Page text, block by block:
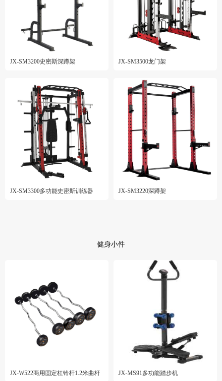
JX-SM3200史密斯深蹲架 JX-SM3500龙门架
JX-SM3300多功能史密斯训练器 JX-SM3220深蹲架
健身小件
JX-W522商用固定杠铃杆1.2米曲杆 JX-MS91多功能踏步机